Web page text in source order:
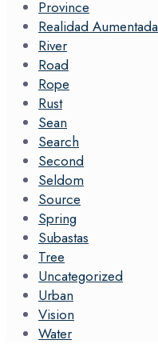
Province
Realidad Aumentada
River
Road
Rope
Rust
Sean
Search
Second
Seldom
Source
Spring
Subastas
Tree
Uncategorized
Urban
Vision
Water